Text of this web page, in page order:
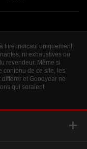
titre indicatif uniquement.
ni exhaustives ou
revendeur. Même si
contenu de ce site, les
et Goodyear ne
qui seraient